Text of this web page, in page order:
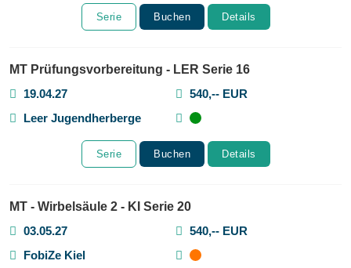
Serie Buchen Details
MT Prüfungsvorbereitung - LER Serie 16
19.04.27
540,-- EUR
Leer Jugendherberge
Serie Buchen Details
MT - Wirbelsäule 2 - KI Serie 20
03.05.27
540,-- EUR
FobiZe Kiel